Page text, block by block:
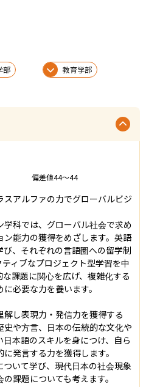
部 教育学部
偏差値44〜44
アルファの力でグローバルビジ
科では、グローバル社会で求め
能力の獲得をめざします。英語
、それぞれの言語圏への留学制
ィブなプロジェクト型学習を中
課題に関心を広げ、複雑化する
必要な力を養います。
し表現力・発信力を獲得する
史や方言、日本の伝統的な文化や
本語のスキルを身につけ、自ら
発言する力を獲得します。
いて学び、現代日本の社会現象
課題についても考えます。